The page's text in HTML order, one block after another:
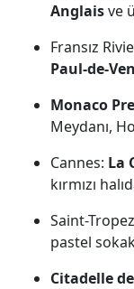
Anglaisve
Fransız
Paul-de-
Monaco
Meydanı,
Cannes: La
kırmızı
Saint-
pastel
Citadelle